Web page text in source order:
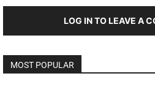
LOG IN TO LEAVE A
MOST POPULAR